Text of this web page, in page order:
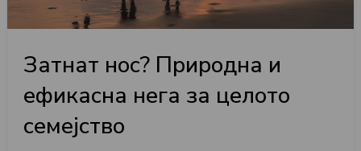
Затнат нос? Природна и
ефикасна нега за целото
семејство